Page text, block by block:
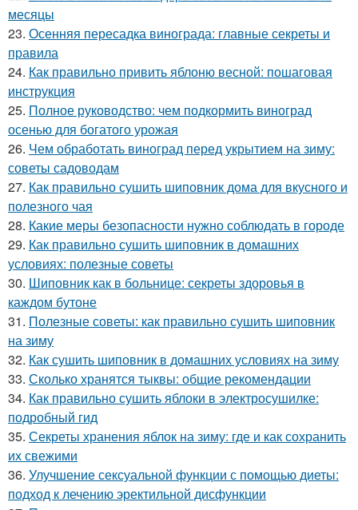
месяцы
23. Осенняя пересадка винограда: главные секреты и
правила
24. Как правильно привить яблоню весной: пошаговая
инструкция
25. Полное руководство: чем подкормить виноград
осенью для богатого урожая
26. Чем обработать виноград перед укрытием на зиму:
советы садоводам
27. Как правильно сушить шиповник дома для вкусного и
полезного чая
28. Какие меры безопасности нужно соблюдать в городе
29. Как правильно сушить шиповник в домашних
условиях: полезные советы
30. Шиповник как в больнице: секреты здоровья в
каждом бутоне
31. Полезные советы: как правильно сушить шиповник
на зиму
32. Как сушить шиповник в домашних условиях на зиму
33. Сколько хранятся тыквы: общие рекомендации
34. Как правильно сушить яблоки в электросушилке:
подробный гид
35. Секреты хранения яблок на зиму: где и как сохранить
их свежими
36. Улучшение сексуальной функции с помощью диеты:
подход к лечению эректильной дисфункции